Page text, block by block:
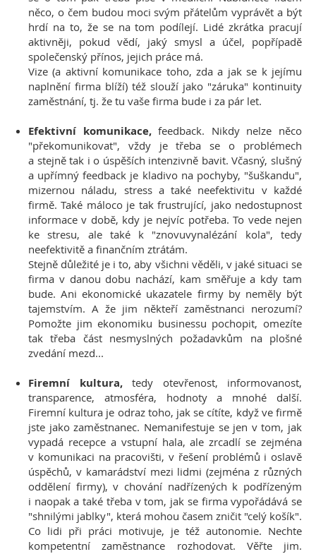
něco, o čem budou moci svým přátelům vyprávět a být
hrdí na to, že se na tom podílejí. Lidé zkrátka pracují
aktivněji, pokud vědí, jaký smysl a účel, popřípadě
společenský přínos, jejich práce má.
Vize (a aktivní komunikace toho, zda a jak se k jejímu
naplnění firma blíží) též slouží jako "záruka" kontinuity
zaměstnání, tj. že tu vaše firma bude i za pár let.
Efektivní komunikace,feedback. Nikdy nelze něco
"překomunikovat", vždy je třeba se o problémech
a stejně tak i o úspěších intenzivně bavit. Včasný, slušný
a upřímný feedback je kladivo na pochyby, "šuškandu",
mizernou náladu, stress a také neefektivitu v každé
firmě. Také máloco je tak frustrující, jako nedostupnost
informace v době, kdy je nejvíc potřeba. To vede nejen
ke stresu, ale také k "znovuvynalézání kola", tedy
neefektivitě a finančním ztrátám.
Stejně důležité je i to, aby všichni věděli, v jaké situaci se
firma v danou dobu nachází, kam směřuje a kdy tam
bude. Ani ekonomické ukazatele firmy by neměly být
tajemstvím. A že jim někteří zaměstnanci nerozumí?
Pomožte jim ekonomiku businessu pochopit, omezíte
tak třeba část nesmyslných požadavkům na plošné
zvedání mezd...
Firemní kultura,tedy otevřenost, informovanost,
transparence, atmosféra, hodnoty a mnohé další.
Firemní kultura je odraz toho, jak se cítíte, když ve firmě
jste jako zaměstnanec. Nemanifestuje se jen v tom, jak
vypadá recepce a vstupní hala, ale zrcadlí se zejména
v komunikaci na pracovišti, v řešení problémů i oslavě
úspěchů, v kamarádství mezi lidmi (zejména z různých
oddělení firmy), v chování nadřízených k podřízeným
i naopak a také třeba v tom, jak se firma vypořádává se
"shnilými jablky", která mohou časem zničit "celý košík".
Co lidi při práci motivuje, je též autonomie. Nechte
kompetentní zaměstnance rozhodovat. Věřte jim.